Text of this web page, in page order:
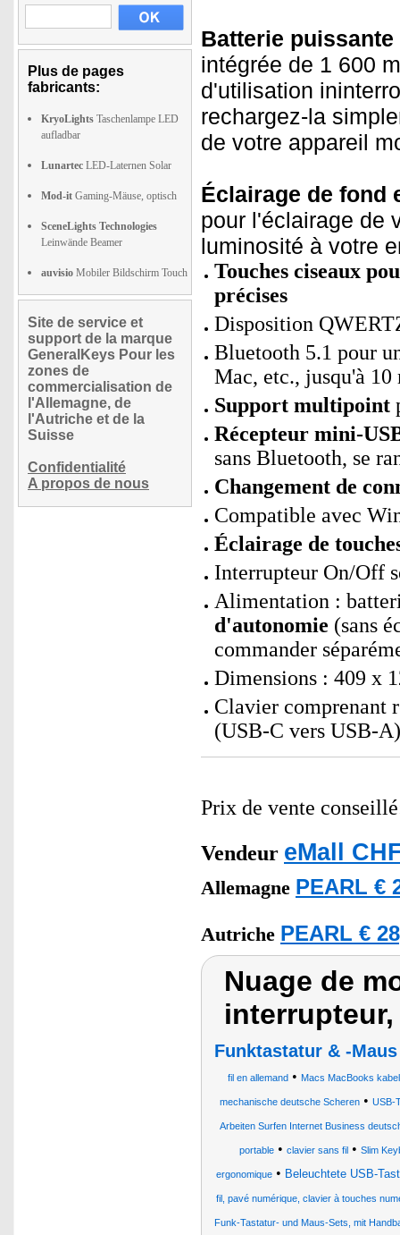
Plus de pages
fabricants:
KryoLights Taschenlampe LED
aufladbar
Lunartec LED-Laternen Solar
Mod-it Gaming-Mäuse, optisch
SceneLights Technologies
Leinwände Beamer
auvisio Mobiler Bildschirm Touch
Site de service et
support de la marque
GeneralKeys Pour les
zones de
commercialisation de
l'Allemagne, de
l'Autriche et de la
Suisse
Confidentialité
A propos de nous
Batterie
intégrée de 1 600
d'utilisation
rechargez-la
de votre appareil
Éclairage de fond
pour l'éclairage de
luminosité à votre
Touches ciseaux
précises
Disposition
Bluetooth 5.1 pour
Mac, etc., jusqu'à 10
Support multipoint
Récepteur mini-
sans Bluetooth, se
Changement de
Compatible avec
Éclairage de
Interrupteur On/Off
Alimentation :
d'autonomie (sans
commander
Dimensions : 409 x
Clavier comprenant
(USB-C vers USB-
Prix de vente
Vendeur eMall
Allemagne PEARL €
Autriche PEARL €
Nuage de
Funktastatur & -
fil en allemand • Macs MacBooks
mechanische deutsche Scheren • USB-
Arbeiten Surfen Internet Business
portable • clavier sans fil • Slim
ergonomique • Beleuchtete USB-
fil, pavé numérique, clavier à touches
Funk-Tastatur- und Maus-Sets, mit